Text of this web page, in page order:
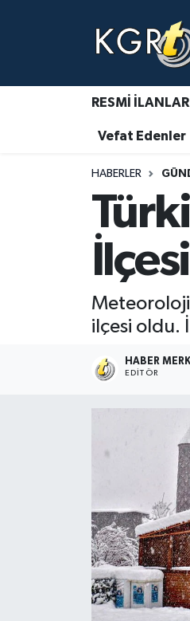
RESMİ İLANLAR
Vefat Edenler
HABERLER
ilçesi oldu.
HABER
EDITÖR
Karaman Haberleri
Gündem Haberleri
Güncel Haberler
Asayiş Haberleri
Ulusal Haberler
Vefat Edenler